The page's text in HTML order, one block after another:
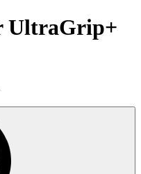
UltraGrip+